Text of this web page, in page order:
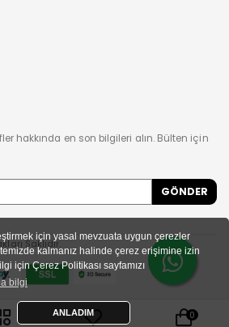
için yasal mevzuata uygun çerezler
kalmanız halinde çerez erişimine izin
için Çerez Politikası sayfamızı
bilgi
ANLADIM
hakkında en son bilgileri alın. Bülten için
Saklıdır.
0